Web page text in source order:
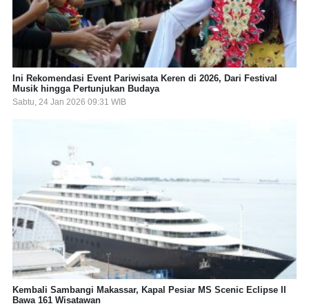
Ini Rekomendasi Event Pariwisata Keren di 2026, Dari Festival
Musik hingga Pertunjukan Budaya
Sabtu, 24 Jan 2026 09:31 WIB
Kembali Sambangi Makassar, Kapal Pesiar MS Scenic Eclipse II
Bawa 161 Wisatawan